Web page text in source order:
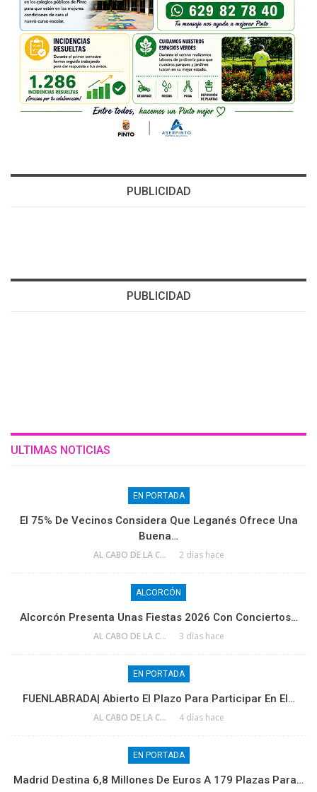
PUBLICIDAD
PUBLICIDAD
ULTIMAS NOTICIAS
EN PORTADA
El 75% De Vecinos Considera Que Leganés Ofrece Una
Buena…
AL CABO DE LA CALLE 2 días hace
ALCORCÓN
Alcorcón Presenta Unas Fiestas 2026 Con Conciertos…
AL CABO DE LA CALLE 3 días hace
EN PORTADA
FUENLABRADA| Abierto El Plazo Para Participar En El…
AL CABO DE LA CALLE 4 días hace
EN PORTADA
Madrid Destina 6,8 Millones De Euros A 179 Plazas Para…